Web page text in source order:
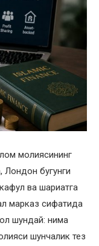
молиясининг
Лондон бугунги
ва шариатга
марказ сифатида
шундай: нима
шунчалик тез